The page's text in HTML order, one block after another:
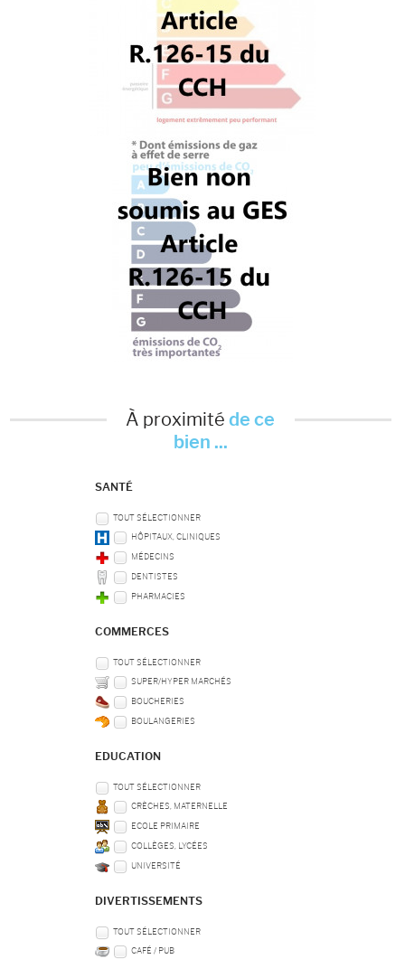
À proximitéde ce
bien ...
SANTÉ
TOUT SÉLECTIONNER
HÔPITAUX, CLINIQUES
MÉDECINS
DENTISTES
PHARMACIES
COMMERCES
TOUT SÉLECTIONNER
SUPER/HYPER MARCHÉS
BOUCHERIES
BOULANGERIES
EDUCATION
TOUT SÉLECTIONNER
CRÈCHES, MATERNELLE
ECOLE PRIMAIRE
COLLÈGES, LYCÉES
UNIVERSITÉ
DIVERTISSEMENTS
TOUT SÉLECTIONNER
CAFÉ / PUB